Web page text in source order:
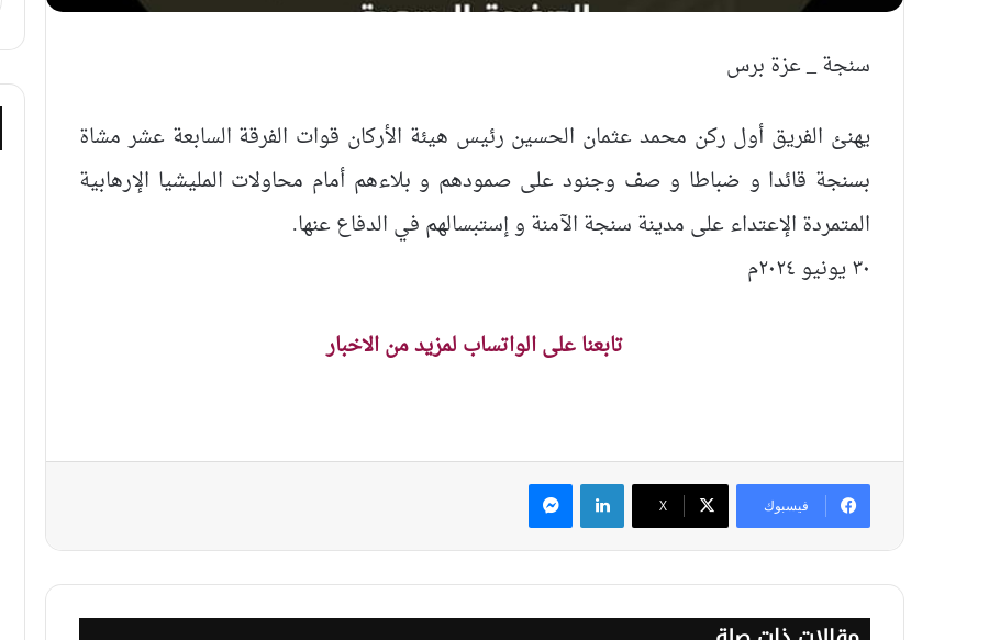
سنجة _ عزة برس
يهنئ الفريق أول ركن محمد عثمان الحسين رئيس هيئة الأركان قوات الفرقة السابعة عشر مشاة
بسنجة قائدا و ضباطا و صف وجنود على صمودهم و بلاءهم أمام محاولات المليشيا الإرهابية
المتمردة الإعتداء على مدينة سنجة الآمنة و إستبسالهم في الدفاع عنها.
٣٠ يونيو ٢٠٢٤م
تابعنا على الواتساب لمزيد من الاخبار
فيسبوك ‫X
لينكدإن ماسنجر